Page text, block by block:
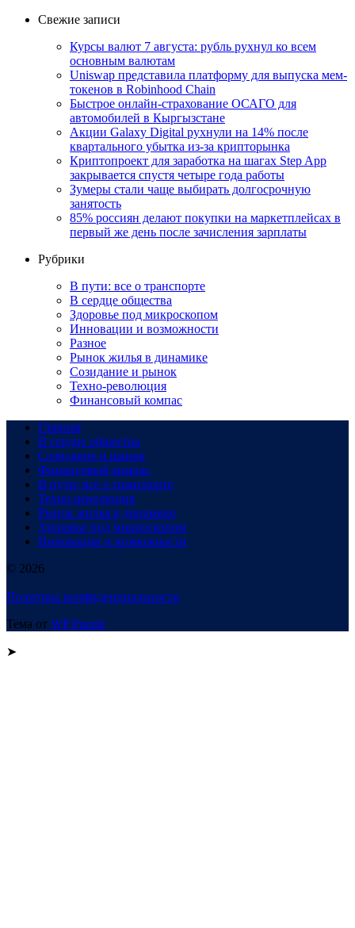
Свежие записи
Курсы валют 7 августа: рубль рухнул ко всем
основным валютам
Uniswap представила платформу для выпуска мем-
токенов в Robinhood Chain
Быстрое онлайн-страхование ОСАГО для
автомобилей в Кыргызстане
Акции Galaxy Digital рухнули на 14% после
квартального убытка из-за крипторынка
Криптопроект для заработка на шагах Step App
закрывается спустя четыре года работы
Зумеры стали чаще выбирать долгосрочную
занятость
85% россиян делают покупки на маркетплейсах в
первый же день после зачисления зарплаты
Рубрики
В пути: все о транспорте
В сердце общества
Здоровье под микроскопом
Инновации и возможности
Разное
Рынок жилья в динамике
Созидание и рынок
Техно-революция
Финансовый компас
Главная
В сердце общества
Созидание и рынок
Финансовый компас
В пути: все о транспорте
Техно-революция
Рынок жилья в динамике
Здоровье под микроскопом
Инновации и возможности
© 2026
Политика конфиденциальности
Тема от WP Puzzle
➤